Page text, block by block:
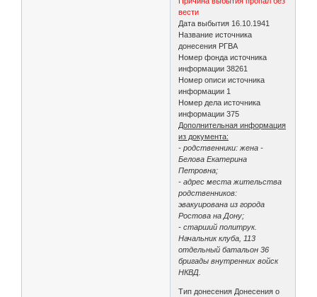
вести
Дата выбытия 16.10.1941
Название источника
донесения РГВА
Номер фонда источника
информации 38261
Номер описи источника
информации 1
Номер дела источника
информации 375
Дополнительная информация
из документа:
- родственники: жена -
Белова Екатерина
Петровна;
- адрес места жительства
родственников:
эвакуирована из города
Ростова на Дону;
- старший политрук.
Начальник клуба, 113
отдельный батальон 36
бригады внутренних войск
НКВД.
Тип донесения Донесения о